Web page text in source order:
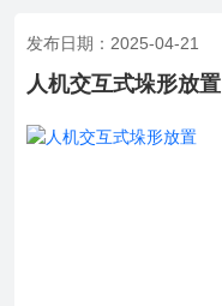
发布日期：2025-04-21
人机交互式垛形放置